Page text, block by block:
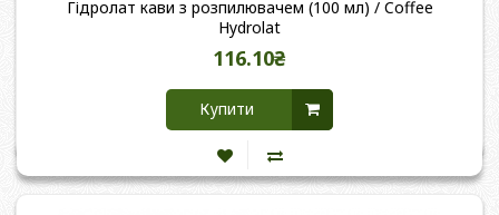
Гідролат кави з розпилювачем (100 мл) / Coffee
Hydrolat
116.10₴
Купити